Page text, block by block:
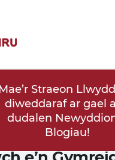
Straeon
diweddaraf ar gael
dudalen
Blogiau!
i